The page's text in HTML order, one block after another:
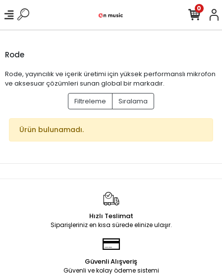
0
Rode
Rode, yayıncılık ve içerik üretimi için yüksek performanslı mikrofon
ve aksesuar çözümleri sunan global bir markadır.
Filtreleme
Sıralama
Ürün bulunamadı.
Hızlı Teslimat
Siparişleriniz en kısa sürede elinize ulaşır.
Güvenli Alışveriş
Güvenli ve kolay ödeme sistemi